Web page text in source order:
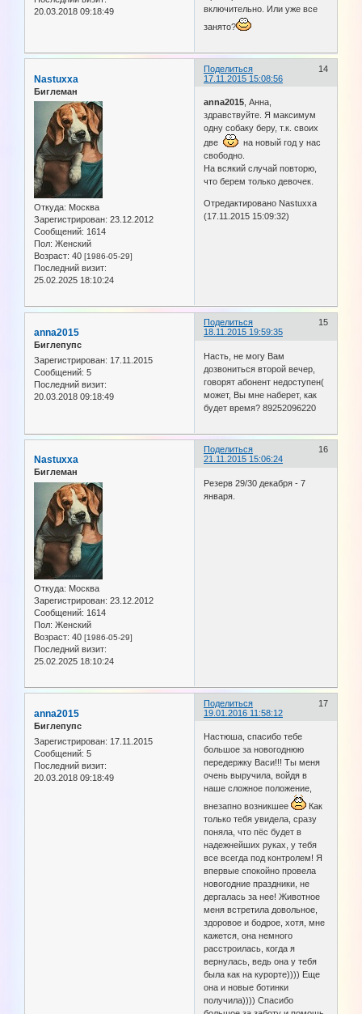
20.03.2018 09:18:49
включительно. Или уже все
занято?
Поделиться
14
17.11.2015 15:08:56
Nastuxxa
Биглеман
Откуда: Москва
Зарегистрирован: 23.12.2012
Сообщений: 1614
Пол: Женский
Возраст: 40 [1986-05-29]
Последний визит:
25.02.2025 18:10:24
anna2015 , Анна,
здравствуйте. Я максимум
одну собаку беру, т.к. своих
две
на новый год у нас
свободно.
На всякий случай повторю,
что берем только девочек.
Отредактировано Nastuxxa
(17.11.2015 15:09:32)
Поделиться
15
18.11.2015 19:59:35
anna2015
Биглепупс
Зарегистрирован: 17.11.2015
Сообщений: 5
Последний визит:
20.03.2018 09:18:49
Насть, не могу Вам
дозвониться второй вечер,
говорят абонент недоступен(
может, Вы мне наберет, как
будет время? 89252096220
Поделиться
16
21.11.2015 15:06:24
Nastuxxa
Биглеман
Откуда: Москва
Зарегистрирован: 23.12.2012
Сообщений: 1614
Пол: Женский
Возраст: 40 [1986-05-29]
Последний визит:
25.02.2025 18:10:24
Резерв 29/30 декабря - 7
января.
Поделиться
17
19.01.2016 11:58:12
anna2015
Биглепупс
Зарегистрирован: 17.11.2015
Сообщений: 5
Последний визит:
20.03.2018 09:18:49
Настюша, спасибо тебе
большое за новогоднюю
передержку Васи!!! Ты меня
очень выручила, войдя в
наше сложное положение,
внезапно возникшее
Как
только тебя увидела, сразу
поняла, что пёс будет в
надежнейших руках, у тебя
все всегда под контролем! Я
впервые спокойно провела
новогодние праздники, не
дергалась за нее! Животное
меня встретила довольное,
здоровое и бодрое, хотя, мне
кажется, она немного
расстроилась, когда я
вернулась, ведь она у тебя
была как на курорте)))) Еще
она и новые ботинки
получила)))) Спасибо